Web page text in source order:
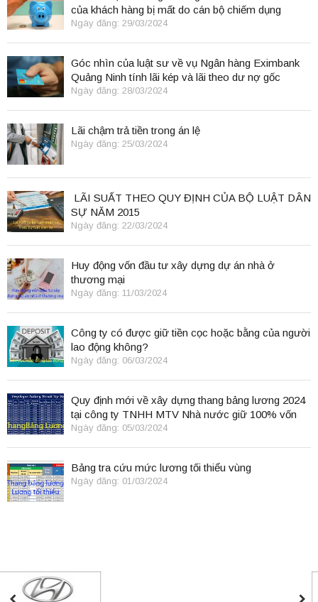
của khách hàng bị mất do cán bộ chiếm dụng
Ngày đăng: 29/03/2024
Góc nhìn của luật sư về vụ Ngân hàng Eximbank
Quảng Ninh tính lãi kép và lãi theo dư nợ gốc
Ngày đăng: 28/03/2024
Lãi chậm trả tiền trong án lệ
Ngày đăng: 25/03/2024
LÃI SUẤT THEO QUY ĐỊNH CỦA BỘ LUẬT DÂN
SỰ NĂM 2015
Ngày đăng: 22/03/2024
Huy động vốn đầu tư xây dựng dự án nhà ở
thương mại
Ngày đăng: 11/03/2024
Công ty có được giữ tiền cọc hoặc bằng của người
lao động không?
Ngày đăng: 06/03/2024
Quy định mới về xây dựng thang bảng lương 2024
tại công ty TNHH MTV Nhà nước giữ 100% vốn
điều lệ
Ngày đăng: 05/03/2024
Bảng tra cứu mức lương tối thiểu vùng
Ngày đăng: 01/03/2024